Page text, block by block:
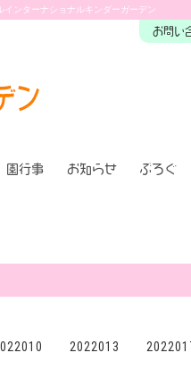
ンターナショナルキンダーガーデン
お問い
園行事 お知らせ ぶろぐ
2022013